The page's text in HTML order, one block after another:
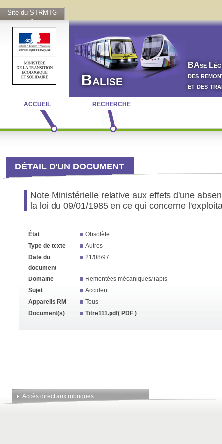
Site du STRMTG
Balise
BAse L
des
et des
ACCUEIL RECHERCHE
DÉTAIL D'UN DOCUMENT
Note Ministérielle relative aux effets d'une
la loi du 09/01/1985 en ce qui concerne
État
Obsolète
Type de texte
Autres
Date du
document
21/08/97
Domaine
Remontées mécaniques/Tapis
Sujet
Accident
Appareils RM
Tous
Document(s)
Titre111.pdf( PDF )
Accès direct aux rubriques